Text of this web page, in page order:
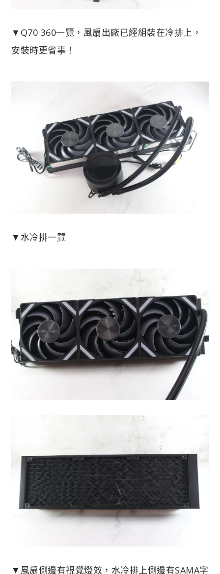
▼Q70 360一覽，風扇出廠已經組裝在冷排上，
安裝時更省事！
▼水冷排一覽
▼風扇側邊有視覺燈效，水冷排上側邊有SAMA字